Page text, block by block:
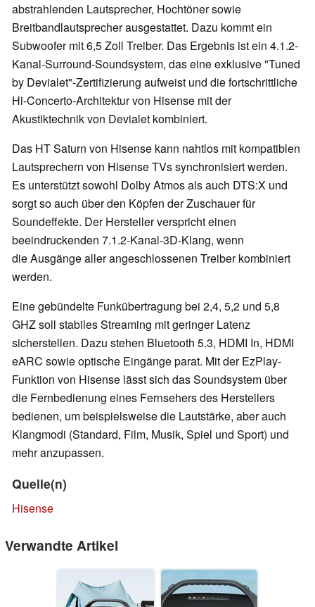
abstrahlenden Lautsprecher, Hochtöner sowie
Breitbandlautsprecher ausgestattet. Dazu kommt ein
Subwoofer mit 6,5 Zoll Treiber. Das Ergebnis ist ein 4.1.2-
Kanal-Surround-Soundsystem, das eine exklusive "Tuned
by Devialet"-Zertifizierung aufweist und die fortschrittliche
Hi-Concerto-Architektur von Hisense mit der
Akustiktechnik von Devialet kombiniert.
Das HT Saturn von Hisense kann nahtlos mit kompatiblen
Lautsprechern von Hisense TVs synchronisiert werden.
Es unterstützt sowohl Dolby Atmos als auch DTS:X und
sorgt so auch über den Köpfen der Zuschauer für
Soundeffekte. Der Hersteller verspricht einen
beeindruckenden 7.1.2-Kanal-3D-Klang, wenn
die Ausgänge aller angeschlossenen Treiber kombiniert
werden.
Eine gebündelte Funkübertragung bei 2,4, 5,2 und 5,8
GHZ soll stabiles Streaming mit geringer Latenz
sicherstellen. Dazu stehen Bluetooth 5.3, HDMI In, HDMI
eARC sowie optische Eingänge parat. Mit der EzPlay-
Funktion von Hisense lässt sich das Soundsystem über
die Fernbedienung eines Fernsehers des Herstellers
bedienen, um beispielsweise die Lautstärke, aber auch
Klangmodi (Standard, Film, Musik, Spiel und Sport) und
mehr anzupassen.
Quelle(n)
Hisense
Verwandte Artikel